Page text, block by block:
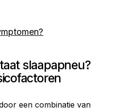
slaapapneu?
een combinatie van